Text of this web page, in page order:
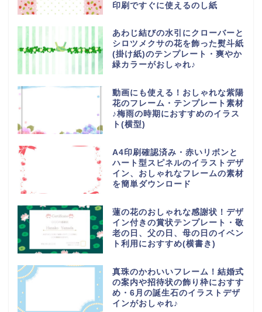
印刷ですぐに使えるのし紙
あわじ結びの水引にクローバーと
シロツメクサの花を飾った熨斗紙
(掛け紙)のテンプレート・爽やか
緑カラーがおしゃれ♪
動画にも使える！おしゃれな紫陽
花のフレーム・テンプレート素材
♪梅雨の時期におすすめのイラス
ト(横型)
A4印刷確認済み・赤いリボンと
ハート型スピネルのイラストデザ
イン、おしゃれなフレームの素材
を簡単ダウンロード
蓮の花のおしゃれな感謝状！デザ
イン付きの賞状テンプレート・敬
老の日、父の日、母の日のイベン
ト利用におすすめ(横書き)
真珠のかわいいフレーム！結婚式
の案内や招待状の飾り枠におすす
め・6月の誕生石のイラストデザ
インがおしゃれ♪